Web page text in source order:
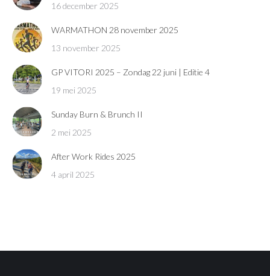
16 december 2025
WARMATHON 28 november 2025
13 november 2025
GP VITORI 2025 – Zondag 22 juni | Editie 4
19 mei 2025
Sunday Burn & Brunch II
2 mei 2025
After Work Rides 2025
4 april 2025